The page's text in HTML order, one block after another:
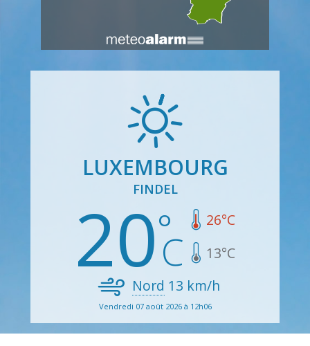
LUXEMBOURG
FINDEL
20 26°C
13°C
Nord 13 km/h
Vendredi 07 août 2026 à 12h06